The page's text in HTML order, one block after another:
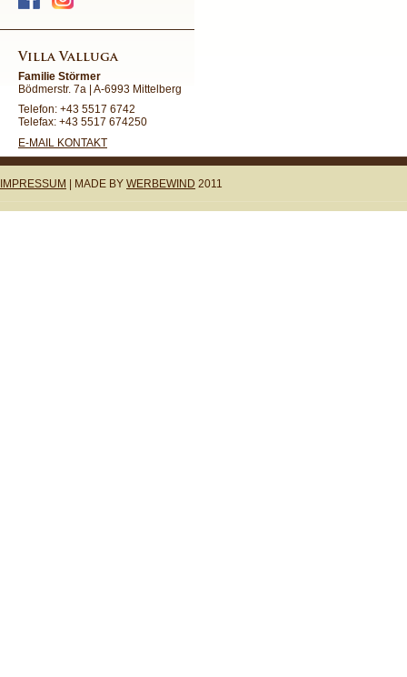
Villa Valluga
Familie Störmer
Bödmerstr. 7a | A-6993 Mittelberg
Telefon: +43 5517 6742
Telefax: +43 5517 674250
E-MAIL KONTAKT
IMPRESSUM | MADE BY WERBEWIND 2011